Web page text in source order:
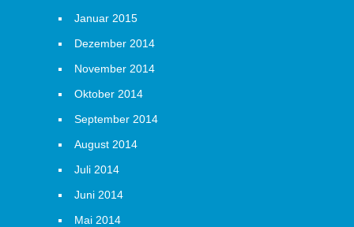
Januar 2015
Dezember 2014
November 2014
Oktober 2014
September 2014
August 2014
Juli 2014
Juni 2014
Mai 2014